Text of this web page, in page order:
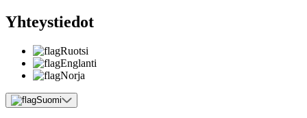
Yhteystiedot
Ruotsi
Englanti
Norja
Suomi